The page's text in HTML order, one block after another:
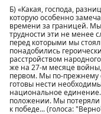
Б) «Какая, господа,
которую особенно
времени за границей.
трудности эти не менее
перед которыми мы
понадобились
расстройством
же на 27-м месяце
первом. Мы по-прежнему
готовы нести
национальное
положении. Мы потеряли
к победе... (голоса: